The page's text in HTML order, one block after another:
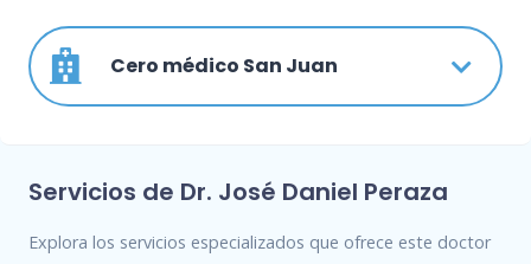
Cero médico San Juan
Servicios de Dr. José Daniel Peraza
Explora los servicios especializados que ofrece este doctor